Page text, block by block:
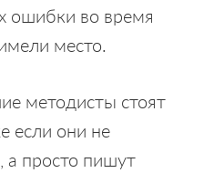
ошибки во время
место.
методисты стоят
если они не
а просто пишут